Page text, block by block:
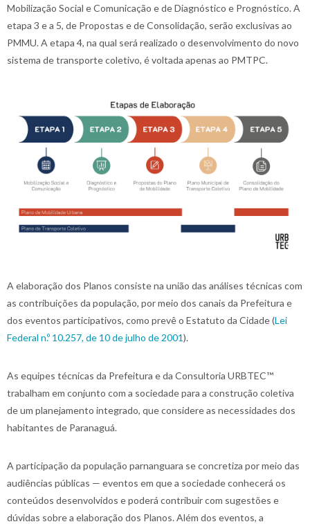
Mobilização Social e Comunicação e de Diagnóstico e Prognóstico. A
etapa 3 e a 5, de Propostas e de Consolidação, serão exclusivas ao
PMMU. A etapa 4, na qual será realizado o desenvolvimento do novo
sistema de transporte coletivo, é voltada apenas ao PMTPC.
A elaboração dos Planos consiste na união das análises técnicas com
as contribuições da população, por meio dos canais da Prefeitura e
dos eventos participativos, como prevê o Estatuto da Cidade (Lei
Federal n.º 10.257, de 10 de julho de 2001).
As equipes técnicas da Prefeitura e da Consultoria URBTEC™
trabalham em conjunto com a sociedade para a construção coletiva
de um planejamento integrado, que considere as necessidades dos
habitantes de Paranaguá.
A participação da população parnanguara se concretiza por meio das
audiências públicas — eventos em que a sociedade conhecerá os
conteúdos desenvolvidos e poderá contribuir com sugestões e
dúvidas sobre a elaboração dos Planos. Além dos eventos, a